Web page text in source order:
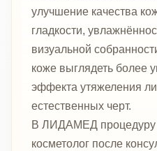
улучшение качества
гладкости,
визуальной
коже выглядеть более
эффекта утяжеления
естественных черт.
В ЛИДАМЕД процедуру
косметолог после